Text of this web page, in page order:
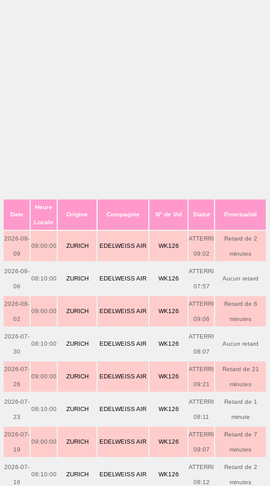
Date
Heure
Locale
Origine Compagnie N° de Vol Statut Ponctualité
2026-08-
09
09:00:00 ZURICH EDELWEISS AIR WK126
ATTERRI
09:02
Retard de 2
minutes
2026-08-
06
08:10:00 ZURICH EDELWEISS AIR WK126
ATTERRI
07:57
Aucun retard
2026-08-
02
09:00:00 ZURICH EDELWEISS AIR WK126
ATTERRI
09:06
Retard de 6
minutes
2026-07-
30
08:10:00 ZURICH EDELWEISS AIR WK126
ATTERRI
08:07
Aucun retard
2026-07-
26
09:00:00 ZURICH EDELWEISS AIR WK126
ATTERRI
09:21
Retard de 21
minutes
2026-07-
23
08:10:00 ZURICH EDELWEISS AIR WK126
ATTERRI
08:11
Retard de 1
minute
2026-07-
19
09:00:00 ZURICH EDELWEISS AIR WK126
ATTERRI
09:07
Retard de 7
minutes
2026-07-
16
08:10:00 ZURICH EDELWEISS AIR WK126
ATTERRI
08:12
Retard de 2
minutes